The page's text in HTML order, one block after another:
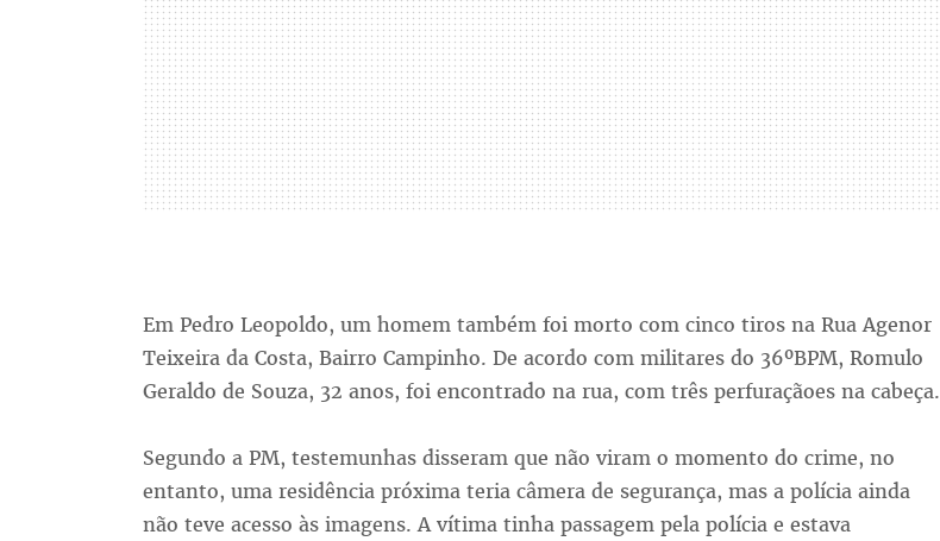
Em Pedro Leopoldo, um homem também foi morto com cinco tiros na Rua Agenor
Teixeira da Costa, Bairro Campinho. De acordo com militares do 36ºBPM, Romulo
Geraldo de Souza, 32 anos, foi encontrado na rua, com três perfuraçãoes na cabeça.
Segundo a PM, testemunhas disseram que não viram o momento do crime, no
entanto, uma residência próxima teria câmera de segurança, mas a polícia ainda
não teve acesso às imagens. A vítima tinha passagem pela polícia e estava